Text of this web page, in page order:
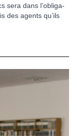
sera dans l’obli­ga­
des agents qu’ils